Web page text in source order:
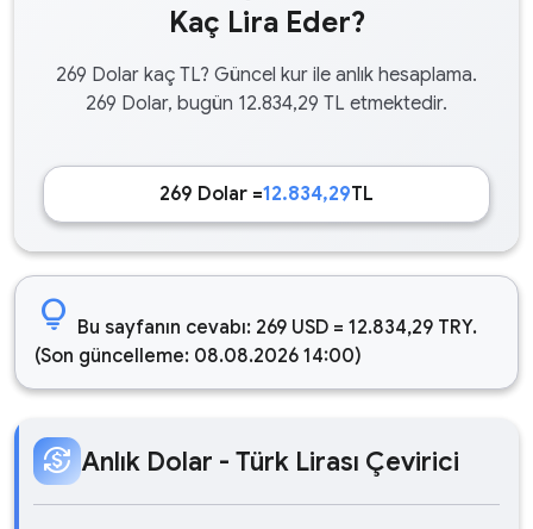
Kaç Lira Eder?
269 Dolar kaç TL? Güncel kur ile anlık hesaplama.
269 Dolar, bugün 12.834,29 TL etmektedir.
269 Dolar =12.834,29TL
lightbulb Bu sayfanın cevabı: 269 USD = 12.834,29 TRY.
(Son güncelleme: 08.08.2026 14:00)
currency_exchange Anlık Dolar - Türk Lirası Çevirici